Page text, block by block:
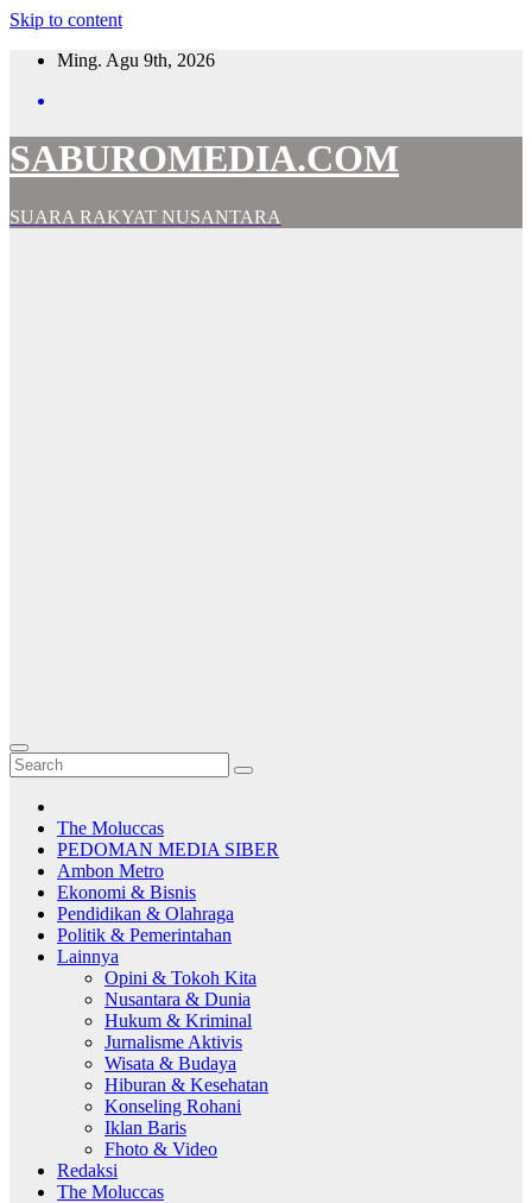
Skip to content
Ming. Agu 9th, 2026
SABUROMEDIA.COM
SUARA RAKYAT NUSANTARA
The Moluccas
PEDOMAN MEDIA SIBER
Ambon Metro
Ekonomi & Bisnis
Pendidikan & Olahraga
Politik & Pemerintahan
Lainnya
Opini & Tokoh Kita
Nusantara & Dunia
Hukum & Kriminal
Jurnalisme Aktivis
Wisata & Budaya
Hiburan & Kesehatan
Konseling Rohani
Iklan Baris
Fhoto & Video
Redaksi
The Moluccas